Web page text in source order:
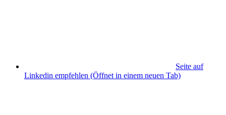
Seite auf
Linkedin empfehlen (Öffnet in einem neuen Tab)